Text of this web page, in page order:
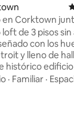
Corktown
de 3 pisos sin
con los
y lleno de
histórico
1870 se
Tiger Stadium,
Estás a
· Familiar ·